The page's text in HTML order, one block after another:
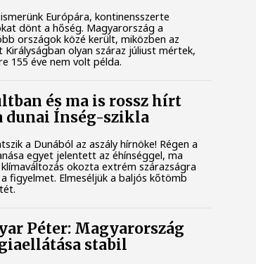
Európára, kontinensszerte
dönt a hőség. Magyarország a
országok közé került, miközben az
Királyságban olyan száraz júliust mértek,
155 éve nem volt példa.
és ma is rossz hírt
dunai Ínség-szikla
a Dunából az aszály hírnöke! Régen a
egyet jelentett az éhínséggel, ma
okozta extrém szárazságra
figyelmet. Elmeséljük a baljós kőtömb
Péter: Magyarország
stabil